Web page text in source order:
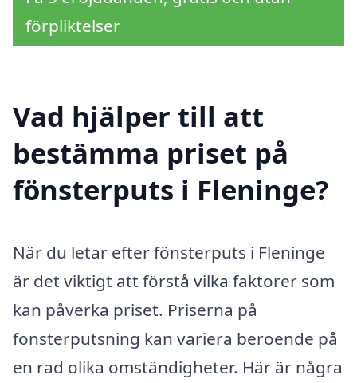
förpliktelser
Vad hjälper till att
bestämma priset på
fönsterputs i Fleninge?
När du letar efter fönsterputs i Fleninge
är det viktigt att förstå vilka faktorer som
kan påverka priset. Priserna på
fönsterputsning kan variera beroende på
en rad olika omständigheter. Här är några